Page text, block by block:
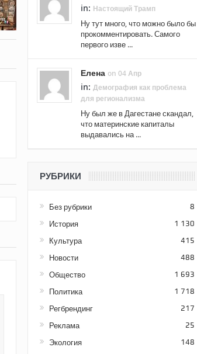
in: Настоящий Трамп
Ну тут много, что можно было бы
прокомментировать. Самого
первого изве ...
Елена on 04 Апр
in: Демография как проблема
для регионализма
Ну был же в Дагестане скандал,
что материнские капиталы
выдавались на ...
РУБРИКИ
Без рубрики 8
История 1 130
Культура 415
Новости 488
Общество 1 693
Политика 1 718
Регбрендинг 217
Реклама 25
Экология 148